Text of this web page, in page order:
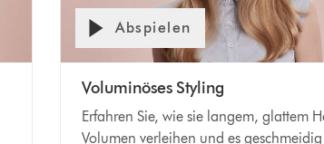
Abspielen
Voluminöses Styling
Erfahren Sie, wie sie langem, glattem
Volumen verleihen und es geschmeidig